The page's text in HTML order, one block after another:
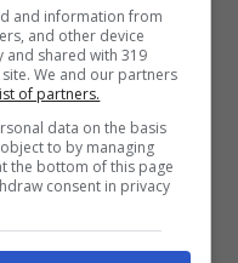
bene ci sono
di Fanali e
and information from
and other device
and shared with 319
We and our partners
of partners.
data on the basis
to by managing
the bottom of this page
consent in privacy